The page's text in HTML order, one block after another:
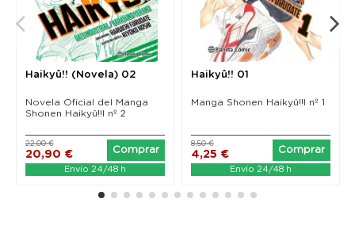
Haikyû!! (Novela) 02
Novela Oficial del Manga
Shonen Haikyû!!l nº 2
20,90 €
22,00 €
Comprar
Envío 24/48 h
Haikyû!! 01
Manga Shonen Haikyû!!l nº 1
4,25 €
8,50 €
Comprar
Envío 24/48 h